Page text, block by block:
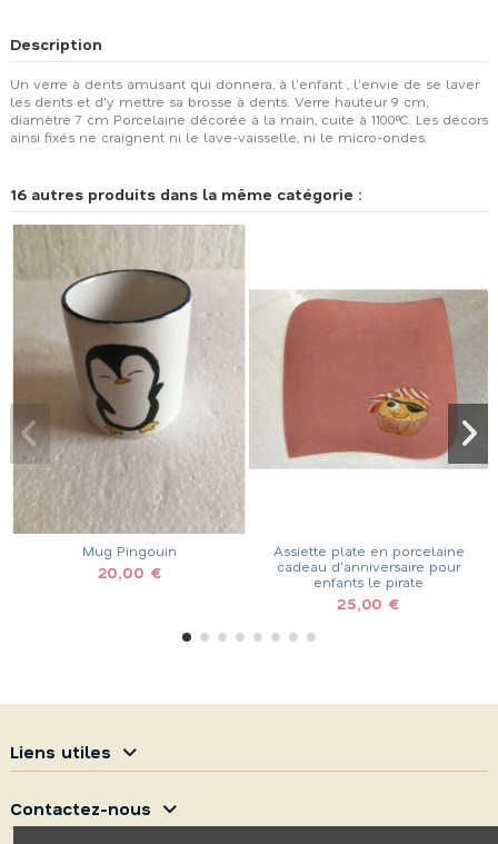
Description
Un verre à dents amusant qui donnera, à l'enfant , l'envie de se laver
les dents et d'y mettre sa brosse à dents. Verre hauteur 9 cm,
diamètre 7 cm Porcelaine décorée à la main, cuite à 1100°C. Les décors
ainsi fixés ne craignent ni le lave-vaisselle, ni le micro-ondes.
16 autres produits dans la même catégorie :
Assiette plate en porcelaine
cadeau d'anniversaire pour
enfants le pirate
Assiette gourmande
motif poulbot parisien la
boisson
25,00 €
Liens utiles
Contactez-nous